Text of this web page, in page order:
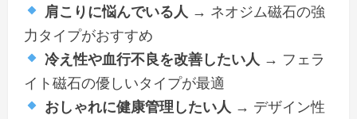
肩こりに悩んでいる人 → ネオジム磁石の強
力タイプがおすすめ
冷え性や血行不良を改善したい人 → フェラ
イト磁石の優しいタイプが最適
おしゃれに健康管理したい人 → デザイン性